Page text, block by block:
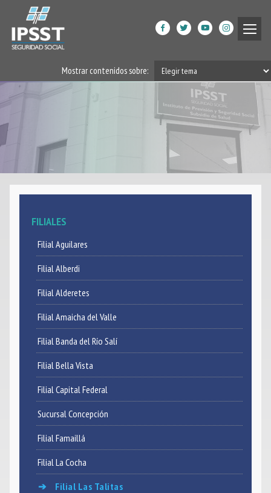
Institucional
Prestaciones de Salud
Acción Social
Beneficiarios
DPGRM Centro de Calidad
de Vida
Mostrar contenidos sobre:
FILIALES
Filial Aguilares
Filial Alberdi
Filial Alderetes
Filial Amaicha del Valle
Filial Banda del Río Salí
Filial Bella Vista
Filial Capital Federal
Sucursal Concepción
Filial Famaillá
Filial La Cocha
Filial Las Talitas